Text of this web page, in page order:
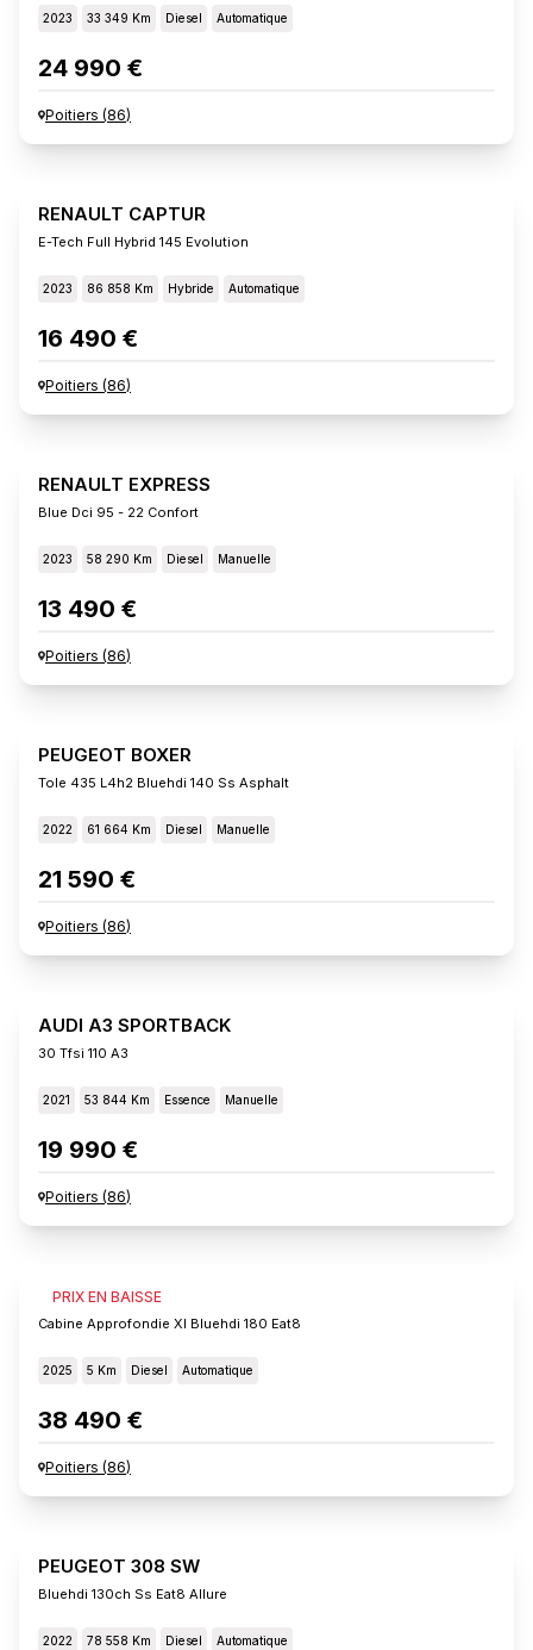
2023 33 349 Km Diesel Automatique
24 990 €
Poitiers (86)
RENAULT CAPTUR
E-Tech Full Hybrid 145 Evolution
2023 86 858 Km Hybride Automatique
16 490 €
Poitiers (86)
RENAULT EXPRESS
Blue Dci 95 - 22 Confort
2023 58 290 Km Diesel Manuelle
13 490 €
Poitiers (86)
PEUGEOT BOXER
Tole 435 L4h2 Bluehdi 140 Ss Asphalt
2022 61 664 Km Diesel Manuelle
21 590 €
Poitiers (86)
AUDI A3 SPORTBACK
30 Tfsi 110 A3
2021 53 844 Km Essence Manuelle
19 990 €
Poitiers (86)
PRIX EN BAISSE
FIAT SCUDO
Cabine Approfondie Xl Bluehdi 180 Eat8
2025 5 Km Diesel Automatique
38 490 €
Poitiers (86)
PEUGEOT 308 SW
Bluehdi 130ch Ss Eat8 Allure
2022 78 558 Km Diesel Automatique